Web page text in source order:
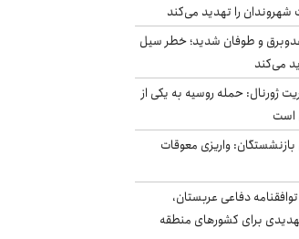
را تهدید می‌کند
و طوفان شدید؛ خطر سیل
می‌کند
ژورنال: حمله روسیه به یکی از
است
واریزی معوقات
دفاعی عربستان،
برای کشورهای منطقه